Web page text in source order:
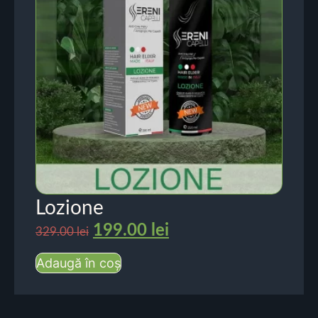
Lozione
329.00lei 199.00 lei
Adaugă în coș